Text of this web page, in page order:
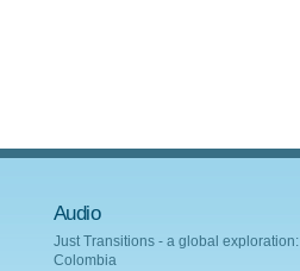
Audio
Just Transitions - a global exploration:
Colombia